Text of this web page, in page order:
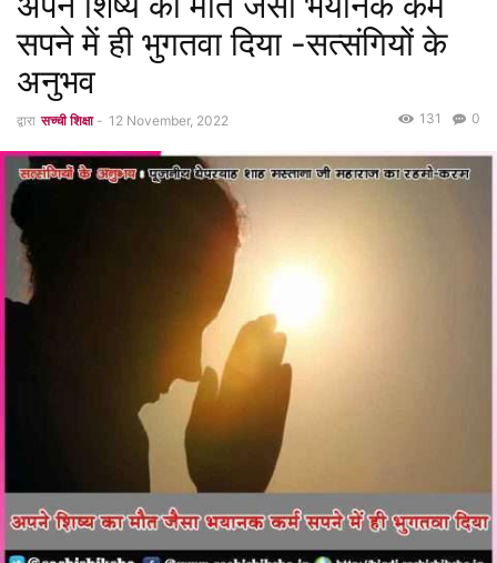
सपने में ही भुगतवा दिया -सत्संगियों के
अनुभव
द्वारा सच्ची शिक्षा - 12 November, 2022 0
131